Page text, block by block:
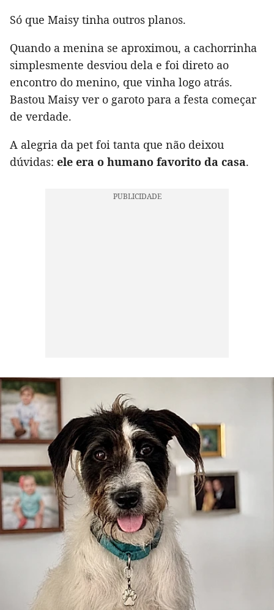
Só que Maisy tinha outros planos.
Quando a menina se aproximou, a cachorrinha
simplesmente desviou dela e foi direto ao
encontro do menino, que vinha logo atrás.
Bastou Maisy ver o garoto para a festa começar
de verdade.
A alegria da pet foi tanta que não deixou
dúvidas: ele era o humano favorito da casa.